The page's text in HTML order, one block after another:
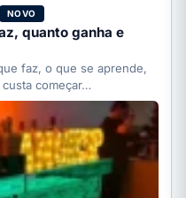
NOVO
quanto ganha e
faz, o que se aprende,
começar…